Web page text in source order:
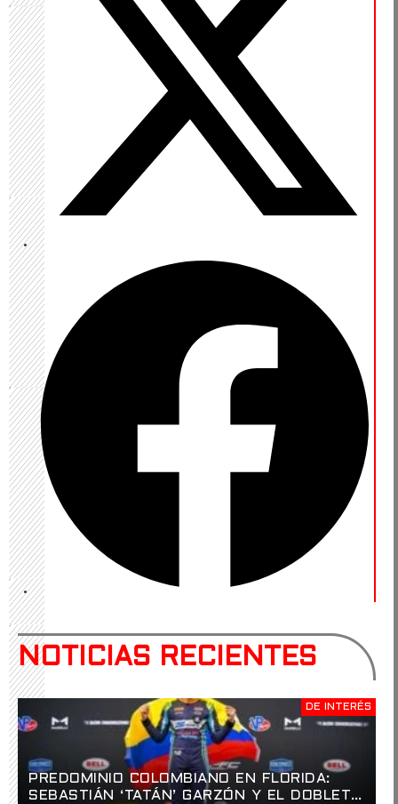
NOTICIAS RECIENTES
DE INTERÉS
PREDOMINIO COLOMBIANO EN FLORIDA:
SEBASTIÁN ‘TATÁN’ GARZÓN Y EL DOBLETE